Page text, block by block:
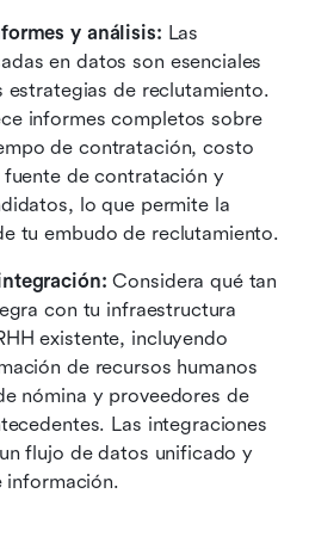
y análisis: Las
en datos son esenciales
estrategias de reclutamiento.
informes completos sobre
de contratación, costo
de contratación y
lo que permite la
tu embudo de reclutamiento.
Considera qué tan
con tu infraestructura
existente, incluyendo
de recursos humanos
nómina y proveedores de
Las integraciones
flujo de datos unificado y
información.